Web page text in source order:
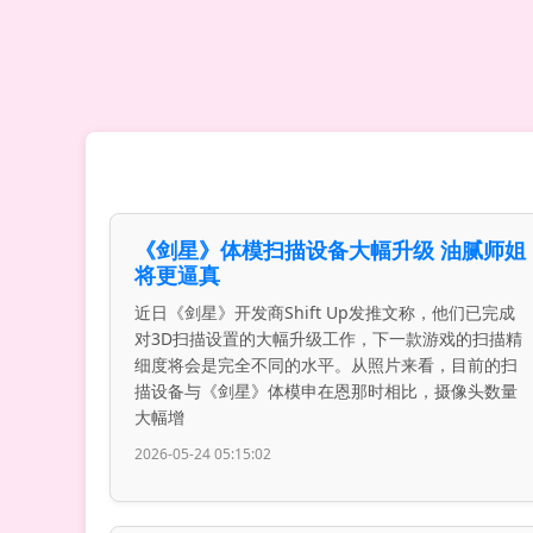
《剑星》体模扫描设备大幅升级 油腻师姐
将更逼真
近日《剑星》开发商Shift Up发推文称，他们已完成
对3D扫描设置的大幅升级工作，下一款游戏的扫描精
细度将会是完全不同的水平。从照片来看，目前的扫
描设备与《剑星》体模申在恩那时相比，摄像头数量
大幅增
2026-05-24 05:15:02